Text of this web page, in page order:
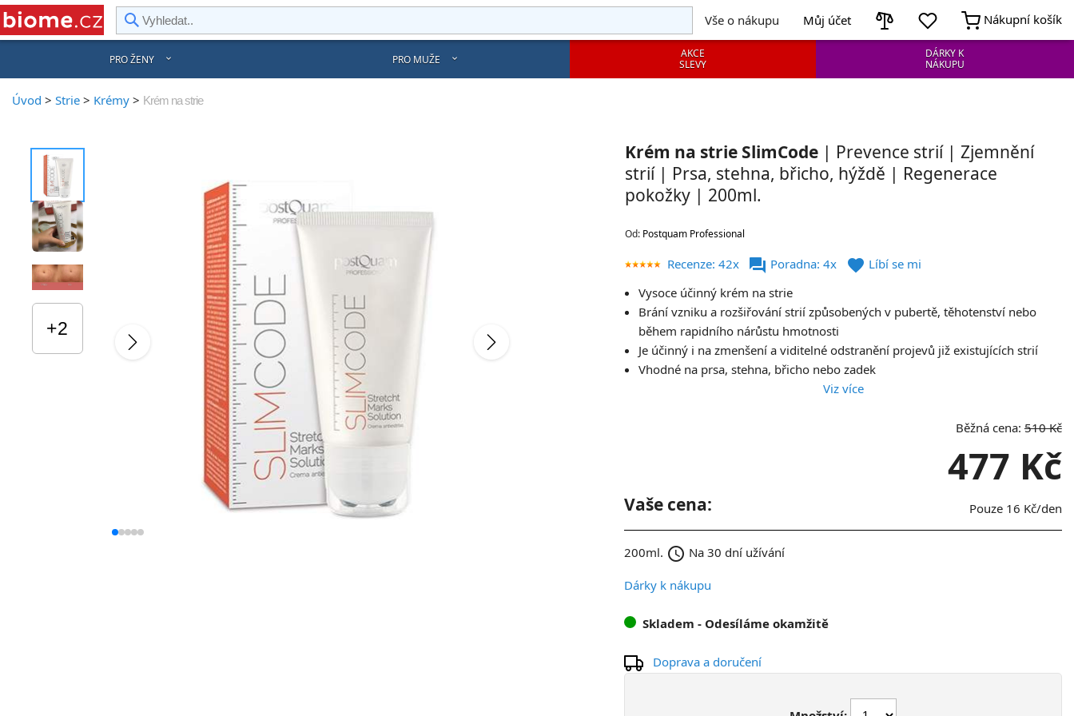
Vše o nákupu Můj účet Nákupní košík
PRO ŽENY PRO MUŽE
AKCE
SLEVY
DÁRKY K
NÁKUPU
Úvod > Strie > Krémy > Krém na strie
Krém na strie SlimCode | Prevence strií | Zjemnění
strií | Prsa, stehna, břicho, hýždě | Regenerace
pokožky | 200ml.
Od: Postquam Professional
Recenze: 42x forum Poradna: 4x favorite Líbí se mi
+2
Vysoce účinný krém na strie
Brání vzniku a rozšiřování strií způsobených v pubertě, těhotenství nebo
během rapidního nárůstu hmotnosti
Je účinný i na zmenšení a viditelné odstranění projevů již existujících strií
Vhodné na prsa, stehna, břicho nebo zadek
Viz více
Běžná cena:510 Kč
Vaše cena:
477 Kč
Pouze 16 Kč/den
200ml. schedule Na 30 dní užívání
Dárky k nákupu
Skladem - Odesíláme okamžitě
Doprava a doručení